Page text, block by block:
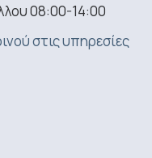
08:00-14:00
στις υπηρεσίες